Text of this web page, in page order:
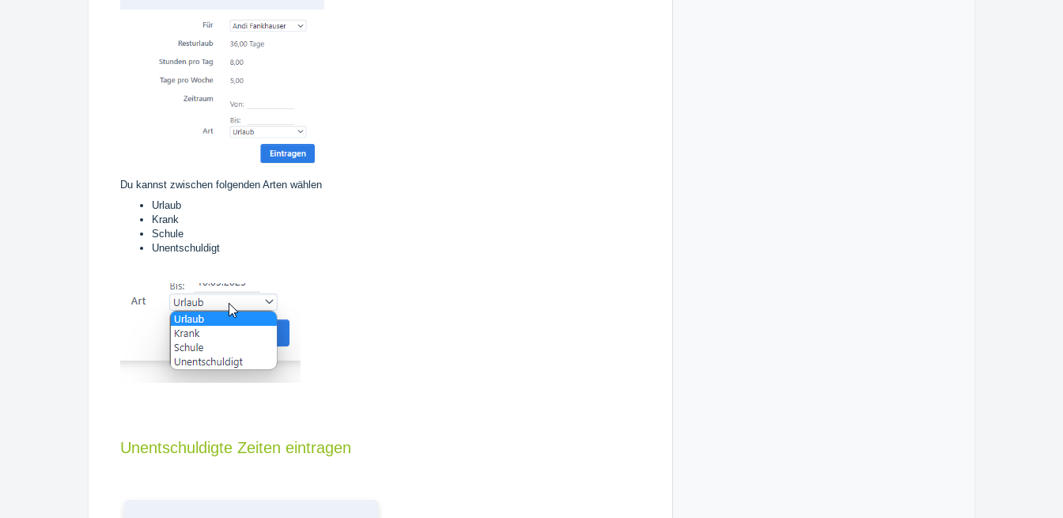
Du kannst zwischen folgenden Arten wählen
Urlaub
Krank
Schule
Unentschuldigt
Unentschuldigte Zeiten eintragen